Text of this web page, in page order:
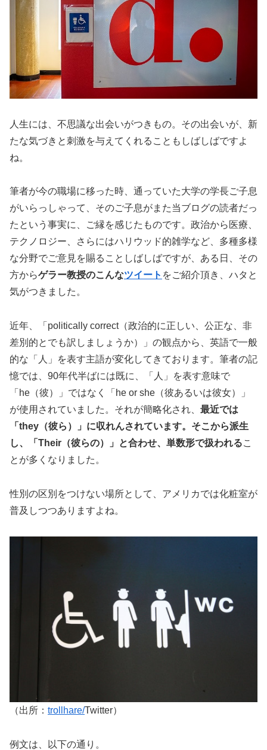
人生には、不思議な出会いがつきもの。その出会いが、新
たな気づきと刺激を与えてくれることもしばしばですよ
ね。
筆者が今の職場に移った時、通っていた大学の学長ご子息
がいらっしゃって、そのご子息がまた当ブログの読者だっ
たという事実に、ご縁を感じたものです。政治から医療、
テクノロジー、さらにはハリウッド的雑学など、多種多様
な分野でご意見を賜ることしばしばですが、ある日、その
方からゲラー教授のこんなツイート をご紹介頂き、ハタと
気がつきました。
近年、「politically correct（政治的に正しい、公正な、非
差別的とでも訳しましょうか）」の観点から、英語で一般
的な「人」を表す主語が変化してきております。筆者の記
憶では、90年代半ばには既に、「人」を表す意味で
「he（彼）」ではなく「he or she（彼あるいは彼女）」
が使用されていました。それが簡略化され、 最近では
「they（彼ら）」に収れんされています。そこから派生
し、「Their（彼らの）」と合わせ、単数形で扱われるこ
とが多くなりました。
性別の区別をつけない場所として、アメリカでは化粧室が
普及しつつありますよね。
（出所： trollhare/Twitter）
例文は、以下の通り。